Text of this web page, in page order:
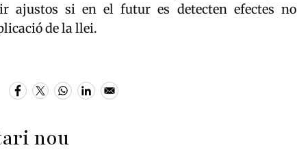
ajustos si en el futur es detecten efectes no
de la llei.
nou